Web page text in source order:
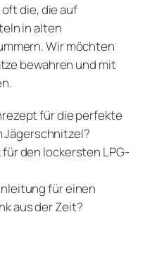
die, die auf
in alten
Wir möchten
bewahren und mit
für die perfekte
Jägerschnitzel?
den lockersten LPG-
für einen
aus der Zeit?